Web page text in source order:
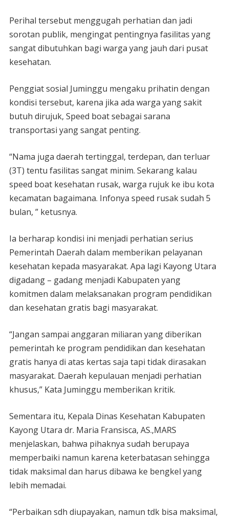
Perihal tersebut menggugah perhatian dan jadi
sorotan publik, mengingat pentingnya fasilitas yang
sangat dibutuhkan bagi warga yang jauh dari pusat
kesehatan.
Penggiat sosial Juminggu mengaku prihatin dengan
kondisi tersebut, karena jika ada warga yang sakit
butuh dirujuk, Speed boat sebagai sarana
transportasi yang sangat penting.
“Nama juga daerah tertinggal, terdepan, dan terluar
(3T) tentu fasilitas sangat minim. Sekarang kalau
speed boat kesehatan rusak, warga rujuk ke ibu kota
kecamatan bagaimana. Infonya speed rusak sudah 5
bulan, ” ketusnya.
Ia berharap kondisi ini menjadi perhatian serius
Pemerintah Daerah dalam memberikan pelayanan
kesehatan kepada masyarakat. Apa lagi Kayong Utara
digadang – gadang menjadi Kabupaten yang
komitmen dalam melaksanakan program pendidikan
dan kesehatan gratis bagi masyarakat.
“Jangan sampai anggaran miliaran yang diberikan
pemerintah ke program pendidikan dan kesehatan
gratis hanya di atas kertas saja tapi tidak dirasakan
masyarakat. Daerah kepulauan menjadi perhatian
khusus,” Kata Juminggu memberikan kritik.
Sementara itu, Kepala Dinas Kesehatan Kabupaten
Kayong Utara dr. Maria Fransisca, AS.,MARS
menjelaskan, bahwa pihaknya sudah berupaya
memperbaiki namun karena keterbatasan sehingga
tidak maksimal dan harus dibawa ke bengkel yang
lebih memadai.
“Perbaikan sdh diupayakan, namun tdk bisa maksimal,